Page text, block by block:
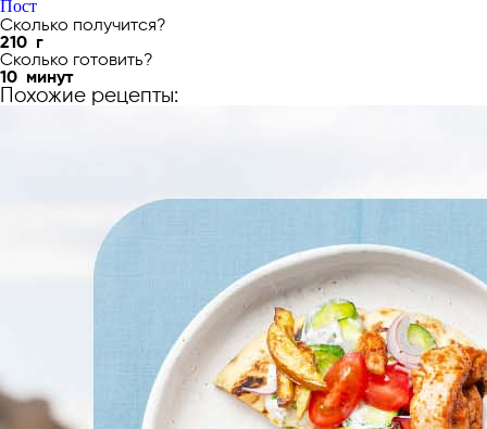
Пост
Сколько получится?
210 г
Сколько готовить?
10 минут
Похожие рецепты: